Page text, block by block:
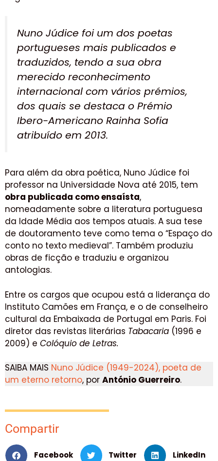
Nuno Júdice foi um dos poetas
portugueses mais publicados e
traduzidos, tendo a sua obra
merecido reconhecimento
internacional com vários prémios,
dos quais se destaca o Prémio
Ibero-Americano Rainha Sofia
atribuído em 2013.
Para além da obra poética, Nuno Júdice foi
professor na Universidade Nova até 2015, tem
obra publicada como ensaísta,
nomeadamente sobre a literatura portuguesa
da Idade Média aos tempos atuais. A sua tese
de doutoramento teve como tema o “Espaço do
conto no texto medieval”. Também produziu
obras de ficção e traduziu e organizou
antologias.
Entre os cargos que ocupou está a liderança do
Instituto Camões em França, e o de conselheiro
cultural da Embaixada de Portugal em Paris. Foi
diretor das revistas literárias Tabacaria (1996 e
2009) e Colóquio de Letras.
SAIBA MAIS Nuno Júdice (1949-2024), poeta de
um eterno retorno, por António Guerreiro.
Compartir
Facebook Twitter LinkedIn